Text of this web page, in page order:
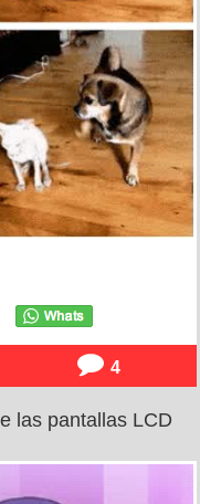
4
las pantallas LCD